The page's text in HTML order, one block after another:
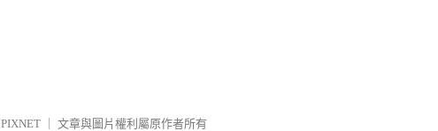
PIXNET
文章與圖片權利屬原作者所有